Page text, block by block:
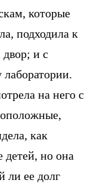
которые
подходила к
и с
лаборатории.
на него с
как
детей, но она
ли ее долг